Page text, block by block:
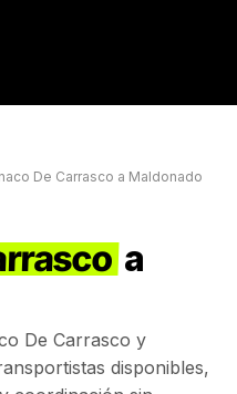
De Carrasco a Maldonado
a
De Carrasco y
disponibles,